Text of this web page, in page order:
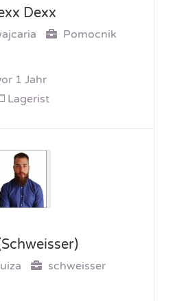
Dexx
Pomocnik
1 Jahr
Lagerist
schweisser